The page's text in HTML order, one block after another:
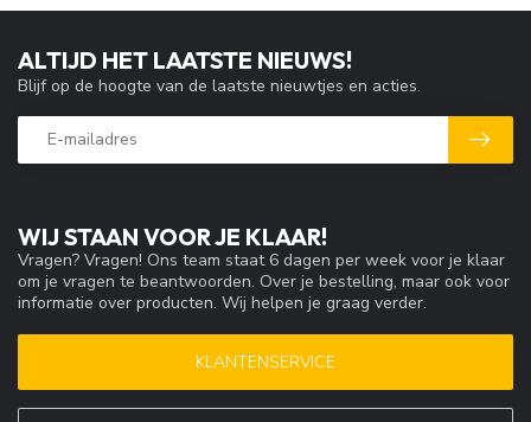
WIJ STAAN VOOR JE KLAAR!
Vragen? Vragen! Ons team staat 6 dagen per week voor je klaar
om je vragen te beantwoorden. Over je bestelling, maar ook voor
informatie over producten. Wij helpen je graag verder.
KLANTENSERVICE
ALTIJD HET LAATSTE NIEUWS!
Blijf op de hoogte van de laatste nieuwtjes en acties.